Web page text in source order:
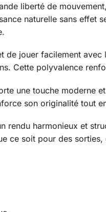
liberté de
naturelle sans effet
de jouer facilement
Cette polyvalence
une touche moderne
son originalité tout
rendu harmonieux et
ce soit pour des